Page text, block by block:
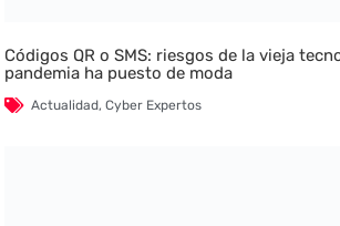
Códigos QR o SMS: riesgos de la vieja
pandemia ha puesto de moda
Actualidad,Cyber Expertos